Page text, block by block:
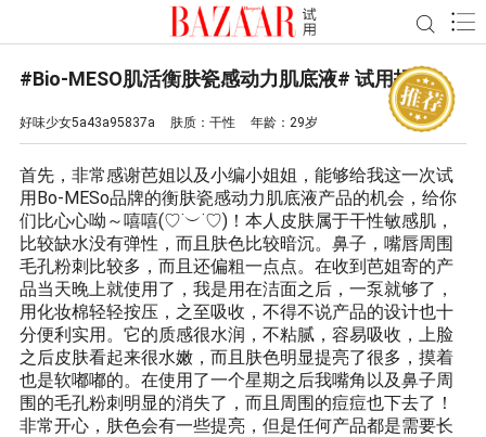
#Bio-MESO肌活衡肤瓷感动力肌底液# 试用报告
好味少女5a43a95837a 肤质： 干性 年龄： 29岁
首先，非常感谢芭姐以及小编小姐姐，能够给我这一次试
用Bo-MESo品牌的衡肤瓷感动力肌底液产品的机会，给你
们比心心呦～嘻嘻(♡˙︶˙♡)！本人皮肤属于干性敏感肌，
比较缺水没有弹性，而且肤色比较暗沉。鼻子，嘴唇周围
毛孔粉刺比较多，而且还偏粗一点点。在收到芭姐寄的产
品当天晚上就使用了，我是用在洁面之后，一泵就够了，
用化妆棉轻轻按压，之至吸收，不得不说产品的设计也十
分便利实用。它的质感很水润，不粘腻，容易吸收，上脸
之后皮肤看起来很水嫩，而且肤色明显提亮了很多，摸着
也是软嘟嘟的。在使用了一个星期之后我嘴角以及鼻子周
围的毛孔粉刺明显的消失了，而且周围的痘痘也下去了！
非常开心，肤色会有一些提亮，但是任何产品都是需要长